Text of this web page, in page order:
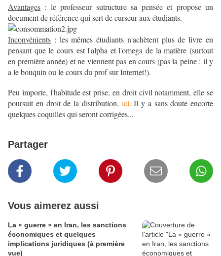
Avantages : le professeur sutructure sa pensée et propose un
document de référence qui sert de curseur aux étudiants.
Inconvénients : les mêmes étudiants n'achètent plus de livre en
pensant que le cours est l'alpha et l'omega de la matière (surtout
en première année) et ne viennent pas en cours (pas la peine : il y
a le bouquin ou le cours du prof sur Internet!).
Peu importe, l'habitude est prise, en droit civil notamment, elle se
poursuit en droit de la distribution, ici. Il y a sans doute encorte
quelques coquilles qui seront corrigées...
Partager
Vous aimerez aussi
La « guerre » en Iran, les sanctions
économiques et quelques
implications juridiques (à première
vue)